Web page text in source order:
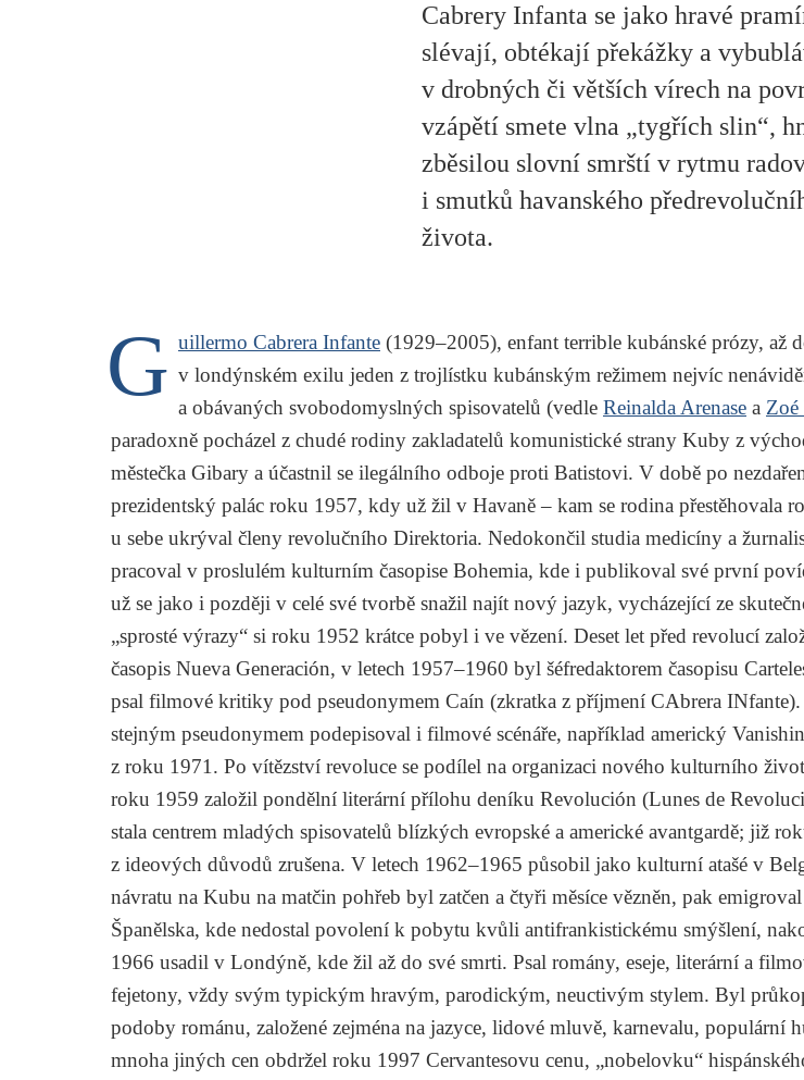
Cabrery Infanta se jako hravé
slévají, obtékají překážky a
v drobných či větších vírech na
vzápětí smete vlna „tygřích slin“,
zběsilou slovní smrští v rytmu
i smutků havanského
života.
G uillermo Cabrera Infante (1929–2005), enfant terrible kubánské prózy, až
v londýnském exilu jeden z trojlístku kubánským režimem nejvíc
a obávaných svobodomyslných spisovatelů (vedle Reinalda Arenase a Zoé
paradoxně pocházel z chudé rodiny zakladatelů komunistické strany Kuby z
městečka Gibary a účastnil se ilegálního odboje proti Batistovi. V době po
prezidentský palác roku 1957, kdy už žil v Havaně – kam se rodina přestěhovala
u sebe ukrýval členy revolučního Direktoria. Nedokončil studia medicíny a
pracoval v proslulém kulturním časopise Bohemia, kde i publikoval své první
už se jako i později v celé své tvorbě snažil najít nový jazyk, vycházející ze
„sprosté výrazy“ si roku 1952 krátce pobyl i ve vězení. Deset let před revolucí
časopis Nueva Generación, v letech 1957–1960 byl šéfredaktorem časopisu
psal filmové kritiky pod pseudonymem Caín (zkratka z příjmení CAbrera INfante).
stejným pseudonymem podepisoval i filmové scénáře, například americký
z roku 1971. Po vítězství revoluce se podílel na organizaci nového kulturního
roku 1959 založil pondělní literární přílohu deníku Revolución (Lunes de
stala centrem mladých spisovatelů blízkých evropské a americké avantgardě; již
z ideových důvodů zrušena. V letech 1962–1965 působil jako kulturní atašé v
návratu na Kubu na matčin pohřeb byl zatčen a čtyři měsíce vězněn, pak
Španělska, kde nedostal povolení k pobytu kvůli antifrankistickému smýšlení,
1966 usadil v Londýně, kde žil až do své smrti. Psal romány, eseje, literární a
fejetony, vždy svým typickým hravým, parodickým, neuctivým stylem. Byl
podoby románu, založené zejména na jazyce, lidové mluvě, karnevalu, populární
mnoha jiných cen obdržel roku 1997 Cervantesovu cenu, „nobelovku“